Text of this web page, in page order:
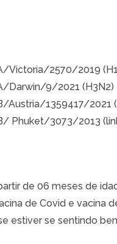
Victoria/2570/2019
Darwin/9/2021 (H3N2)
Austria/1359417/2021
Phuket/3073/2013
de 06 meses de
de Covid e vacina
estiver se sentindo